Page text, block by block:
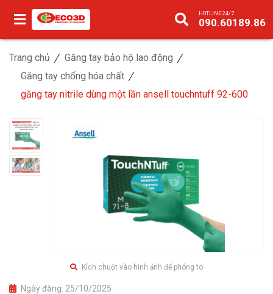
HOTLINE 24/7
090.60189.86
Trang chủ
Găng tay bảo hộ lao động
Găng tay chống hóa chất
găng tay nitrile dùng một lần ansell touchntuff 92-600
Kích chuột vào hình ảnh để phóng to
Ngày đăng: 25/10/2025